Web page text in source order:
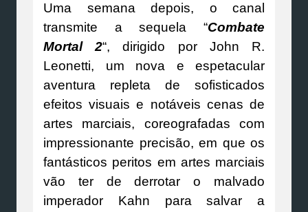
Uma semana depois, o canal
transmite a sequela “Combate
Mortal 2“, dirigido por John R.
Leonetti, um nova e espetacular
aventura repleta de sofisticados
efeitos visuais e notáveis cenas de
artes marciais, coreografadas com
impressionante precisão, em que os
fantásticos peritos em artes marciais
vão ter de derrotar o malvado
imperador Kahn para salvar a